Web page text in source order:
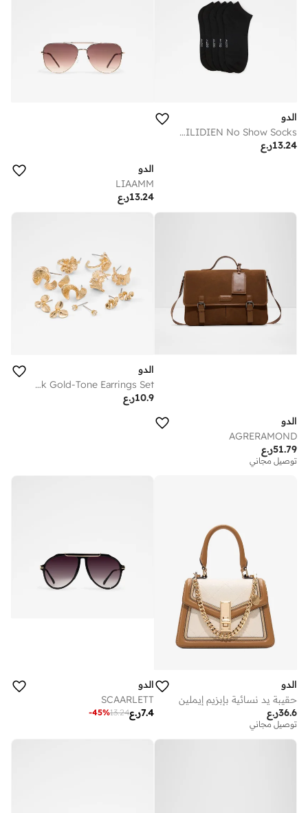
الدو
AGRILIDIEN No Show Socks
ر.ع13.24
الدو
LIAAMM
ر.ع13.24
الدو
AGRERAMOND
ر.ع51.79
توصيل مجاني
الدو
REVERIE Multipack Gold-Tone Earrings Set
ر.ع10.9
الدو
حقيبة يد نسائية بإبزيم إيملين
ر.ع36.6
توصيل مجاني
الدو
SCAARLETT
ر.ع7.4
13.24
-45%